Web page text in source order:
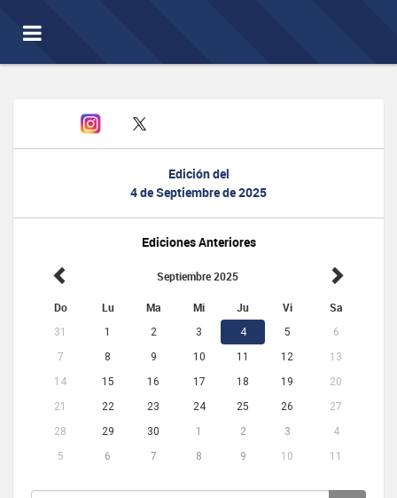
Toggle
navigation
Edición del
4 de Septiembre de 2025
Ediciones Anteriores
Septiembre 2025
Do Lu Ma Mi Ju Vi Sa
31 1 2 3 4 5
6
7
8 9 10 11 12
13
14
15 16 17 18 19
20
21
22 23 24 25 26
27
28
29 30 1 2 3
4
5
6 7 8 9 10 11